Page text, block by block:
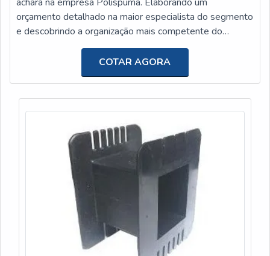
orçamento detalhado na maior especialista do segmento
e descobrindo a organização mais competente do
ramo.Quando o quesito é mouse pad sob medida, com a
equipe da Polispuma o cliente conseguirá precisão com
pagamento acessível.MAIS INFORMAÇÕES
Polispuma canaliza sua energia em proporcionar aos
COTAR AGORA